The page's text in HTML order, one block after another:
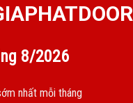
8/2026
nhất mỗi tháng